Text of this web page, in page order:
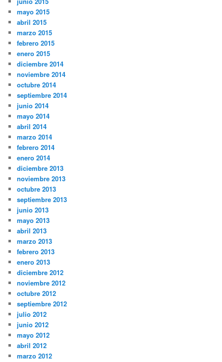
mayo 2015
abril 2015
marzo 2015
febrero 2015
enero 2015
diciembre 2014
noviembre 2014
octubre 2014
septiembre 2014
junio 2014
mayo 2014
abril 2014
marzo 2014
febrero 2014
enero 2014
diciembre 2013
noviembre 2013
octubre 2013
septiembre 2013
junio 2013
mayo 2013
abril 2013
marzo 2013
febrero 2013
enero 2013
diciembre 2012
noviembre 2012
octubre 2012
septiembre 2012
julio 2012
junio 2012
mayo 2012
abril 2012
marzo 2012